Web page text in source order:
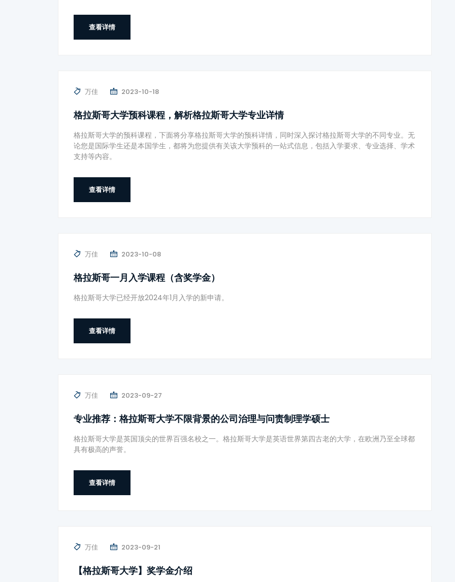
查看详情
万佳 2023-10-18
格拉斯哥大学预科课程，解析格拉斯哥大学专业详情
格拉斯哥大学的预科课程，下面将分享格拉斯哥大学的预科详情，同时深入探讨格拉斯哥大学的不同专业。无
论您是国际学生还是本国学生，都将为您提供有关该大学预科的一站式信息，包括入学要求、专业选择、学术
支持等内容。
查看详情
万佳 2023-10-08
格拉斯哥一月入学课程（含奖学金）
格拉斯哥大学已经开放2024年1月入学的新申请。
查看详情
万佳 2023-09-27
专业推荐：格拉斯哥大学不限背景的公司治理与问责制理学硕士
格拉斯哥大学是英国顶尖的世界百强名校之一。格拉斯哥大学是英语世界第四古老的大学，在欧洲乃至全球都
具有极高的声誉。
查看详情
万佳 2023-09-21
【格拉斯哥大学】奖学金介绍